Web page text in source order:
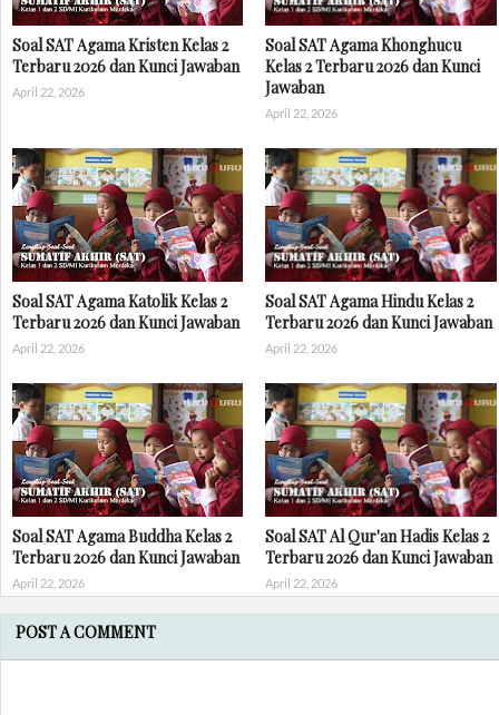
Soal SAT Agama Kristen Kelas 2
Terbaru 2026 dan Kunci Jawaban
April 22, 2026
Soal SAT Agama Khonghucu
Kelas 2 Terbaru 2026 dan Kunci
Jawaban
April 22, 2026
Soal SAT Agama Katolik Kelas 2
Terbaru 2026 dan Kunci Jawaban
April 22, 2026
Soal SAT Agama Hindu Kelas 2
Terbaru 2026 dan Kunci Jawaban
April 22, 2026
Soal SAT Agama Buddha Kelas 2
Terbaru 2026 dan Kunci Jawaban
April 22, 2026
Soal SAT Al Qur'an Hadis Kelas 2
Terbaru 2026 dan Kunci Jawaban
April 22, 2026
POST A COMMENT